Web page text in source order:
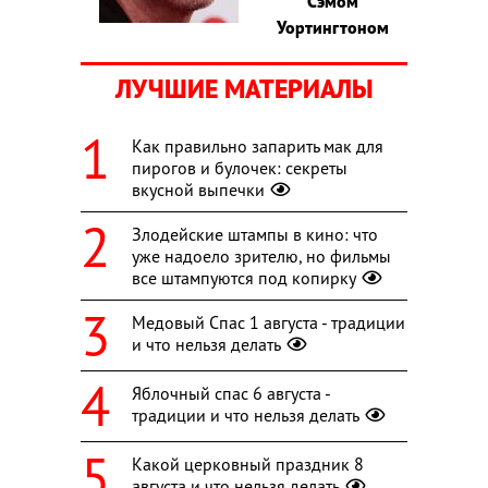
Уортингтоном
ЛУЧШИЕ МАТЕРИАЛЫ
Как правильно запарить мак для
пирогов и булочек: секреты
вкусной выпечки
Злодейские штампы в кино: что
уже надоело зрителю, но фильмы
все штампуются под копирку
Медовый Спас 1 августа - традиции
и что нельзя делать
Яблочный спас 6 августа -
традиции и что нельзя делать
Какой церковный праздник 8